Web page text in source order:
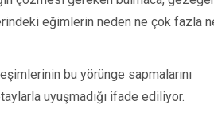
eğimlerin neden ne çok fazla
bu yörünge sapmalarını
uyuşmadığı ifade ediliyor.